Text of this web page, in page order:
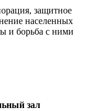
защитное
населенных
и борьба с ними
зал